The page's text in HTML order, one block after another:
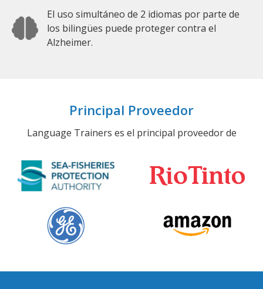
El uso simultáneo de 2 idiomas por parte de
los bilingües puede proteger contra el
Alzheimer.
Principal Proveedor
Language Trainers es el principal proveedor de